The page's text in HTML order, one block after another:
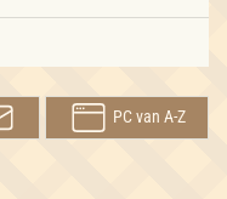
PC van A-Z